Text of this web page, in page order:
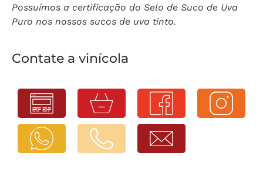
Possuímos a certificação do Selo de Suco de Uva
Puro nos nossos sucos de uva tinto.
Contate a vinícola